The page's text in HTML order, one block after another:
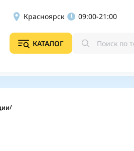
Красноярск 09:00-21:00
КАТАЛОГ
/